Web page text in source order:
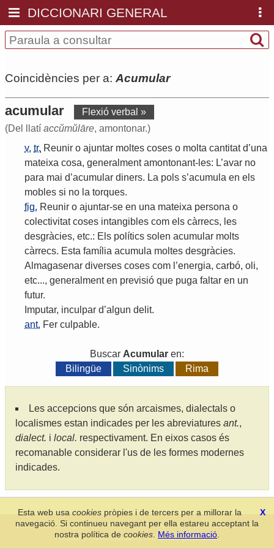
DICCIONARI GENERAL
Coincidències per a: Acumular
acumular
Flexió verbal »
(Del llatí accŭmŭlāre, amontonar.)
v. tr. Reunir o ajuntar moltes coses o molta cantitat d’una
mateixa cosa, generalment amontonant- les: L’avar no
para mai d’acumular diners. La pols s’acumula en els
mobles si no la torques.
fig. Reunir o ajuntar-se en una mateixa persona o
colectivitat coses intangibles com els càrrecs, les
desgràcies, etc.: Els polítics solen acumular molts
càrrecs. Esta família acumula moltes desgràcies.
Almagasenar diverses coses com ’energia, carbó, oli,
etc..., generalment en previsió que puga faltar en un
futur.
Imputar, inculpar d’algun delit.
ant. Fer culpable.
Buscar Acumular en:
Bilingüe
Sinònims Rima
Les accepcions que són arcaismes, dialectals o
localismes estan indicades per les abreviatures ant.,
dialect. i local. respectivament. En eixos casos és
recomanable considerar l'us de les formes modernes
indicades.
Secció de Llengua i Lliteratura Valencianes-Real Acadèmia de
Cultura Valenciana-Política de privacitat
X
Esta web usacookies pròpies i de tercers per a millorar la
navegació. Si continueu navegant per ella estareu acceptant la
nostra política de cookies Més informació